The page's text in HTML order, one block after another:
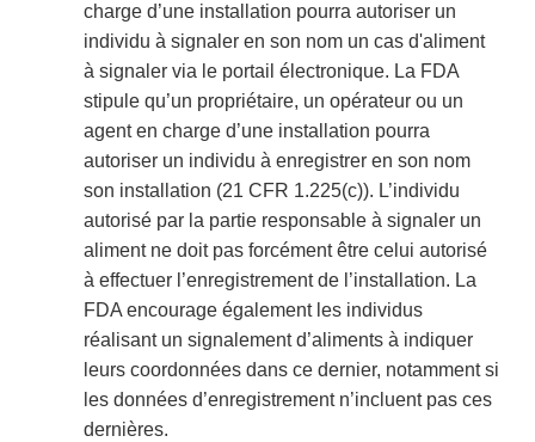
charge d’une installation pourra autoriser un
individu à signaler en son nom un cas d'aliment
à signaler via le portail électronique. La FDA
stipule qu’un propriétaire, un opérateur ou un
agent en charge d’une installation pourra
autoriser un individu à enregistrer en son nom
son installation (21 CFR 1.225(c)). L’individu
autorisé par la partie responsable à signaler un
aliment ne doit pas forcément être celui autorisé
à effectuer l’enregistrement de l’installation. La
FDA encourage également les individus
réalisant un signalement d’aliments à indiquer
leurs coordonnées dans ce dernier, notamment si
les données d’enregistrement n’incluent pas ces
dernières.